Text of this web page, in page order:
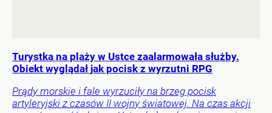
Turystka na plaży w Ustce zaalarmowała służby.
Obiekt wyglądał jak pocisk z wyrzutni RPG
Prądy morskie i fale wyrzuciły na brzeg pocisk
artyleryjski z czasów II wojny światowej. Na czas akcji